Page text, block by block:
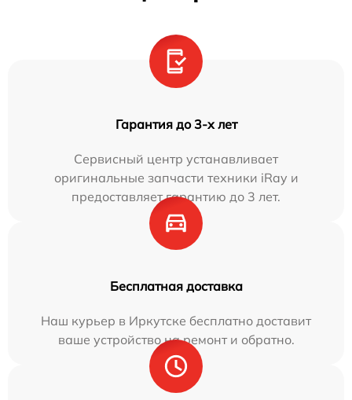
Гарантия до 3-х лет
Сервисный центр устанавливает
оригинальные запчасти техники iRay и
предоставляет гарантию до 3 лет.
Бесплатная доставка
Наш курьер в Иркутске бесплатно доставит
ваше устройство на ремонт и обратно.